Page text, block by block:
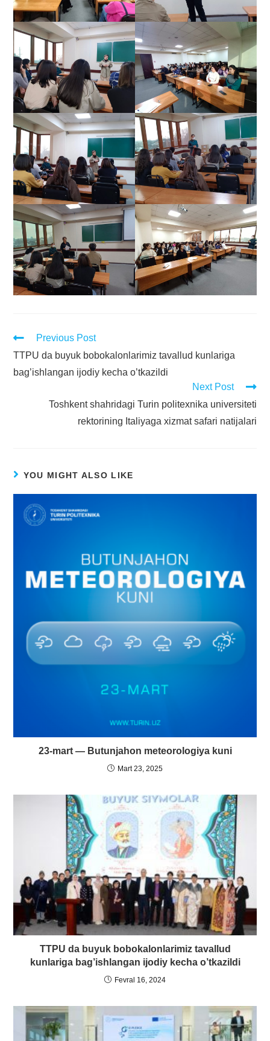
Previous Post
TTPU da buyuk bobokalonlarimiz tavallud kunlariga
bag’ishlangan ijodiy kecha o’tkazildi
Next Post
Toshkent shahridagi Turin politexnika universiteti
rektorining Italiyaga xizmat safari natijalari
YOU MIGHT ALSO LIKE
23-mart — Butunjahon meteorologiya kuni
Mart 23, 2025
TTPU da buyuk bobokalonlarimiz tavallud
kunlariga bag’ishlangan ijodiy kecha o’tkazildi
Fevral 16, 2024